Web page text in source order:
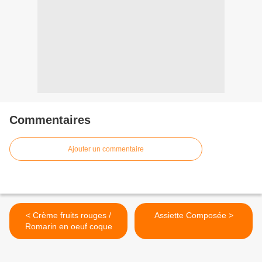
Commentaires
Ajouter un commentaire
< Crème fruits rouges /
Romarin en oeuf coque
Assiette Composée >